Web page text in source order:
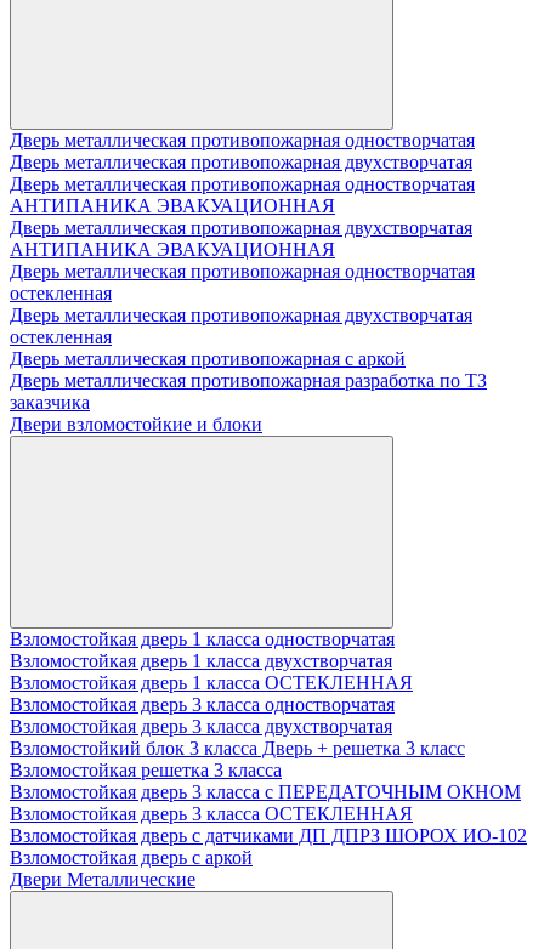
Дверь металлическая противопожарная одностворчатая
Дверь металлическая противопожарная двухстворчатая
Дверь металлическая противопожарная одностворчатая
АНТИПАНИКА ЭВАКУАЦИОННАЯ
Дверь металлическая противопожарная двухстворчатая
АНТИПАНИКА ЭВАКУАЦИОННАЯ
Дверь металлическая противопожарная одностворчатая
остекленная
Дверь металлическая противопожарная двухстворчатая
остекленная
Дверь металлическая противопожарная с аркой
Дверь металлическая противопожарная разработка по ТЗ
заказчика
Двери взломостойкие и блоки
Взломостойкая дверь 1 класса одностворчатая
Взломостойкая дверь 1 класса двухстворчатая
Взломостойкая дверь 1 класса ОСТЕКЛЕННАЯ
Взломостойкая дверь 3 класса одностворчатая
Взломостойкая дверь 3 класса двухстворчатая
Взломостойкий блок 3 класса Дверь + решетка 3 класс
Взломостойкая решетка 3 класса
Взломостойкая дверь 3 класса с ПЕРЕДАТОЧНЫМ ОКНОМ
Взломостойкая дверь 3 класса ОСТЕКЛЕННАЯ
Взломостойкая дверь с датчиками ДП ДПРЗ ШОРОХ ИО-102
Взломостойкая дверь с аркой
Двери Металлические